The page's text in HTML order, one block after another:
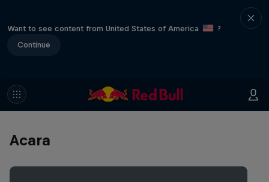
Want to see content from United States of America
?
Continue
Acara